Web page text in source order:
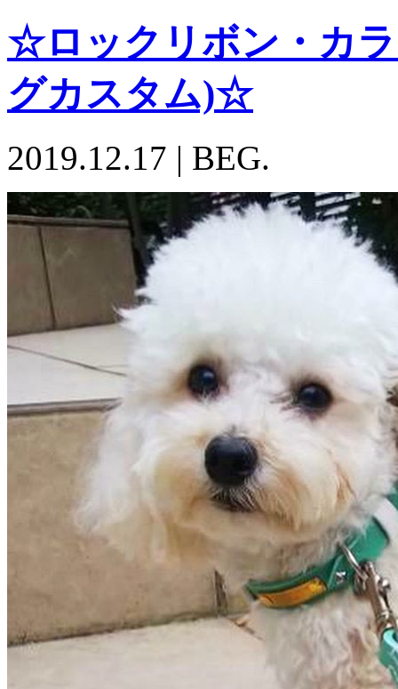
☆ロックリボン・カ
グカスタム)☆
2019.12.17 | BEG.